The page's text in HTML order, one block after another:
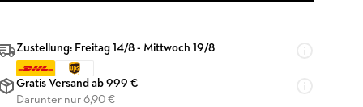
Zustellung: Freitag 14/8 - Mittwoch 19/8
Gratis Versand ab 999 €
Darunter nur 6,90 €